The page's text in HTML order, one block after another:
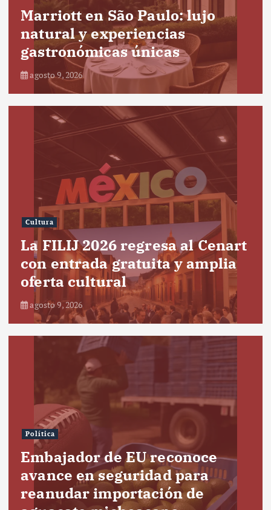
Marriott en São Paulo: lujo
natural y experiencias
gastronómicas únicas
agosto 9, 2026
Cultura
La FILIJ 2026 regresa al Cenart
con entrada gratuita y amplia
oferta cultural
agosto 9, 2026
Política
Embajador de EU reconoce
avance en seguridad para
reanudar importación de